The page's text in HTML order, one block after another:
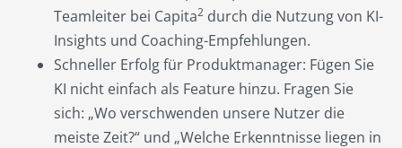
Teamleiter bei Capita2 durch die Nutzung von KI-
Insights und Coaching-Empfehlungen.
Schneller Erfolg für Produktmanager: Fügen Sie
KI nicht einfach als Feature hinzu. Fragen Sie
sich: „Wo verschwenden unsere Nutzer die
meiste Zeit?“ und „Welche Erkenntnisse liegen in